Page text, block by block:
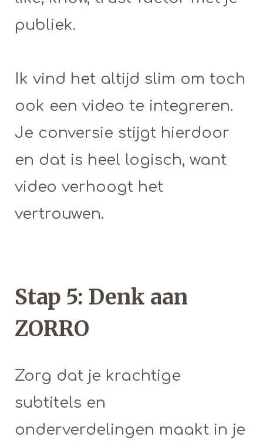
publiek.
Ik vind het altijd slim om toch
ook een video te integreren.
Je conversie stijgt hierdoor
en dat is heel logisch, want
video verhoogt het
vertrouwen.
Stap 5: Denk aan
ZORRO
Zorg dat je krachtige
subtitels en
onderverdelingen maakt in je